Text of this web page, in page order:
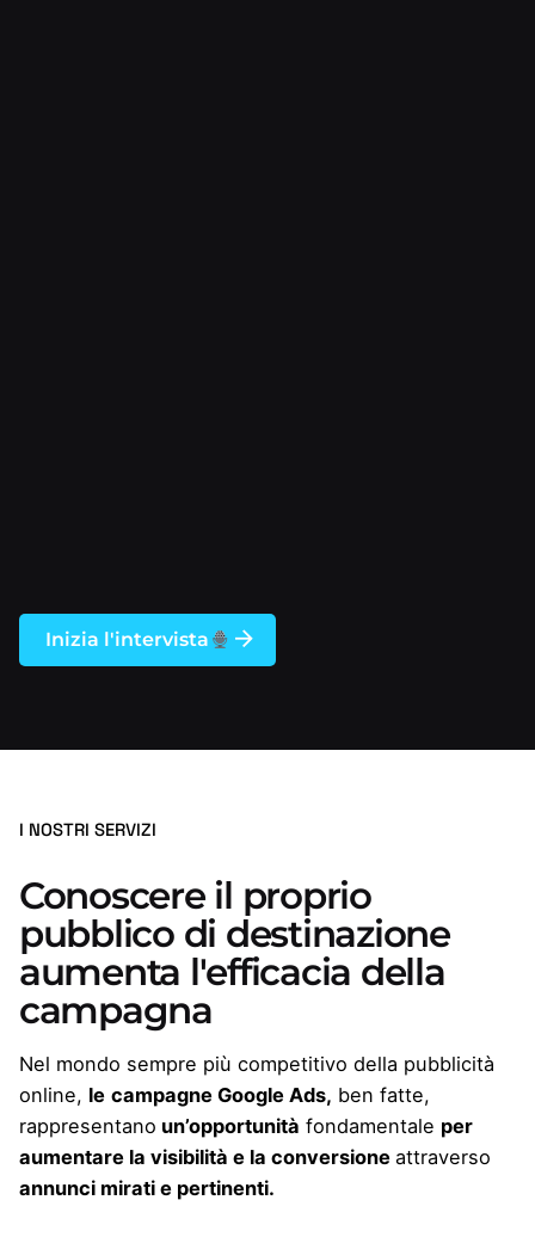
Inizia l'intervista
I NOSTRI SERVIZI
Conoscere il proprio
pubblico di destinazione
aumenta l'efficacia della
campagna
Nel mondo sempre più competitivo della pubblicità
online, le campagne Google Ads, ben fatte,
rappresentano un’opportunità fondamentale per
aumentare la visibilità e la conversione attraverso
annunci mirati e pertinenti.